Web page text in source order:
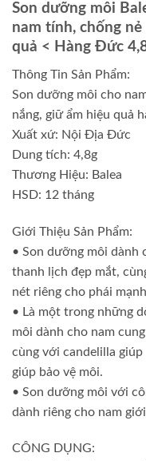
Son dưỡng môi
nam tính, chống
quả < Hàng Đức
Thông Tin Sản Phẩm:
Son dưỡng môi cho
nắng, giữ ẩm hiệu quả
Xuất xứ: Nội Địa Đức
Dung tích: 4,8g
Thương Hiệu: Balea
HSD: 12 tháng
Giới Thiệu Sản Phẩm:
• Son dưỡng môi dành
thanh lịch đẹp mắt,
nét riêng cho phái
• Là một trong những
môi dành cho nam
cùng với candelilla
giúp bảo vệ môi.
• Son dưỡng môi với
dành riêng cho nam
CÔNG DỤNG: